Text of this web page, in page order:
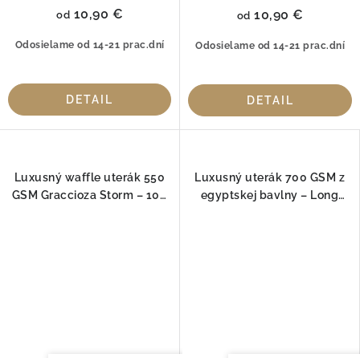
Odosielame od 14-21 prac.dní
od 10,90 €
DETAIL
Odosielame od 14-21 prac.dní
od 10,90 €
DETAIL
Luxusný waffle uterák 550
GSM Graccioza Storm – 100
Luxusný uterák 700 GSM z
egyptskej bavlny – Long